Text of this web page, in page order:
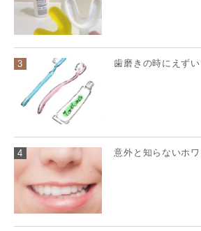
3 歯磨きの時にえず
4 意外と知らないホ